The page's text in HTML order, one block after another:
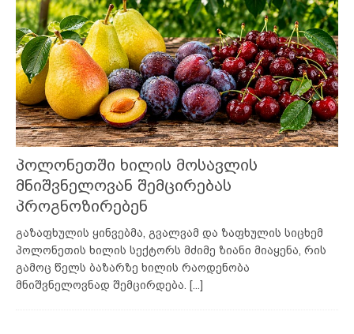
პოლონეთში ხილის მოსავლის
მნიშვნელოვან შემცირებას
პროგნოზირებენ
გაზაფხულის ყინვებმა, გვალვამ და ზაფხულის სიცხემ
პოლონეთის ხილის სექტორს მძიმე ზიანი მიაყენა, რის
გამოც წელს ბაზარზე ხილის რაოდენობა
მნიშვნელოვნად შემცირდება. [...]